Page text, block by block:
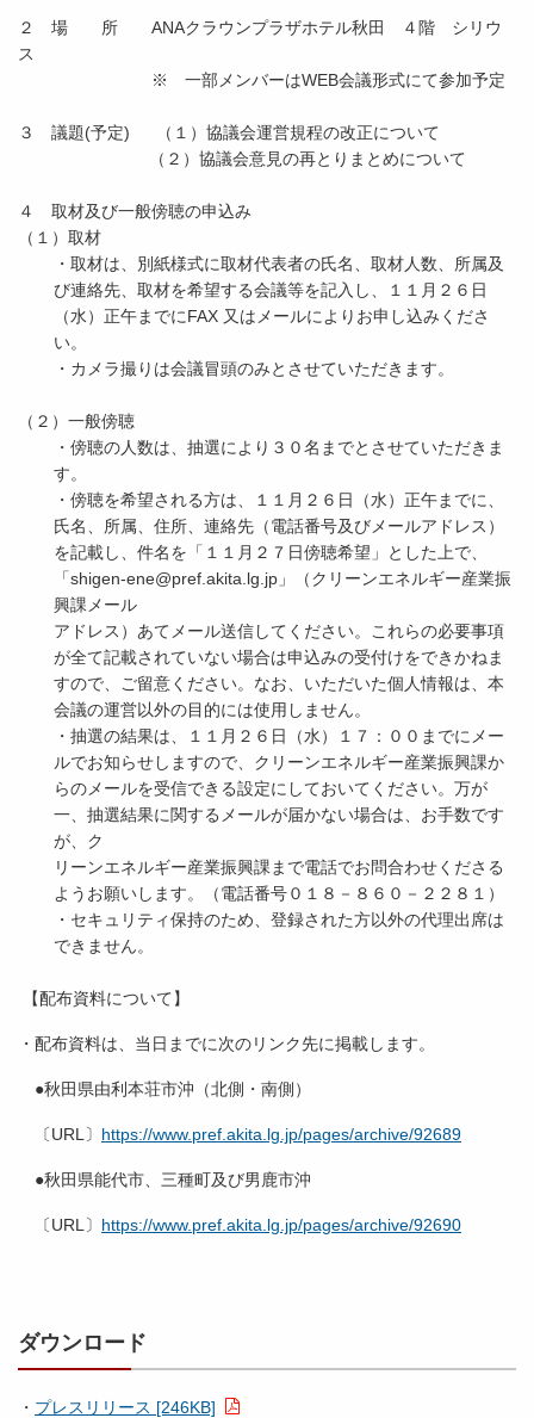
２ 場 所 ANAクラウンプラザホテル秋田 ４階 シリウ
ス
※ 一部メンバーはWEB会議形式にて参加予定
３ 議題(予定) （１）協議会運営規程の改正について
（２）協議会意見の再とりまとめについて
４ 取材及び一般傍聴の申込み
（１）取材
・取材は、別紙様式に取材代表者の氏名、取材人数、所属及
び連絡先、取材を希望する会議等を記入し、１１月２６日
（水）正午までにFAX 又はメールによりお申し込みくださ
い。
・カメラ撮りは会議冒頭のみとさせていただきます。
（２）一般傍聴
・傍聴の人数は、抽選により３０名までとさせていただきま
す。
・傍聴を希望される方は、１１月２６日（水）正午までに、
氏名、所属、住所、連絡先（電話番号及びメールアドレス）
を記載し、件名を「１１月２７日傍聴希望」とした上で、
「shigen-ene@pref.akita.lg.jp」（クリーンエネルギー産業振
興課メール
アドレス）あてメール送信してください。これらの必要事項
が全て記載されていない場合は申込みの受付けをできかねま
すので、ご留意ください。なお、いただいた個人情報は、本
会議の運営以外の目的には使用しません。
・抽選の結果は、１１月２６日（水）１７：００までにメー
ルでお知らせしますので、クリーンエネルギー産業振興課か
らのメールを受信できる設定にしておいてください。万が
一、抽選結果に関するメールが届かない場合は、お手数です
が、ク
リーンエネルギー産業振興課まで電話でお問合わせくださる
ようお願いします。（電話番号０１８－８６０－２２８１）
・セキュリティ保持のため、登録された方以外の代理出席は
できません。
【配布資料について】
・配布資料は、当日までに次のリンク先に掲載します。
●秋田県由利本荘市沖（北側・南側）
〔URL〕 https://www.pref.akita.lg.jp/pages/archive/92689
●秋田県能代市、三種町及び男鹿市沖
〔URL〕 https://www.pref.akita.lg.jp/pages/archive/92690
ダウンロード
・ プレスリリース [246KB]